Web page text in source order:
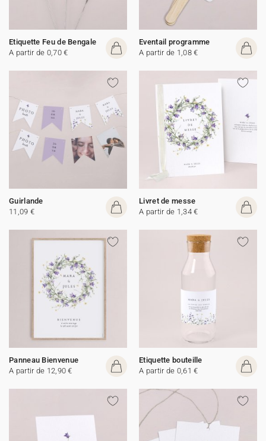
Etiquette Feu de Bengale
A partir de 0,70 €
Eventail programme
A partir de 1,08 €
Guirlande
11,09 €
Livret de messe
A partir de 1,34 €
Panneau Bienvenue
A partir de 12,90 €
Etiquette bouteille
A partir de 0,61 €